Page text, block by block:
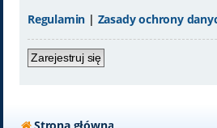
Regulamin | Zasady ochrony
Zarejestruj się
Strona główna